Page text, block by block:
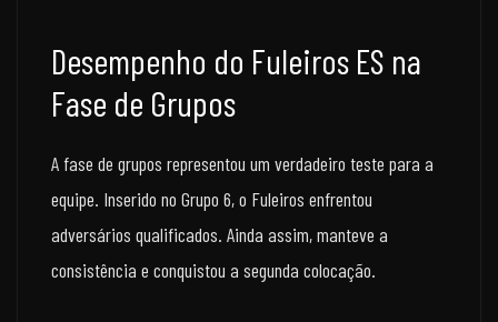
Desempenho do Fuleiros ES na
Fase de Grupos
A fase de grupos representou um verdadeiro teste para a
equipe. Inserido no Grupo 6, o Fuleiros enfrentou
adversários qualificados. Ainda assim, manteve a
consistência e conquistou a segunda colocação.